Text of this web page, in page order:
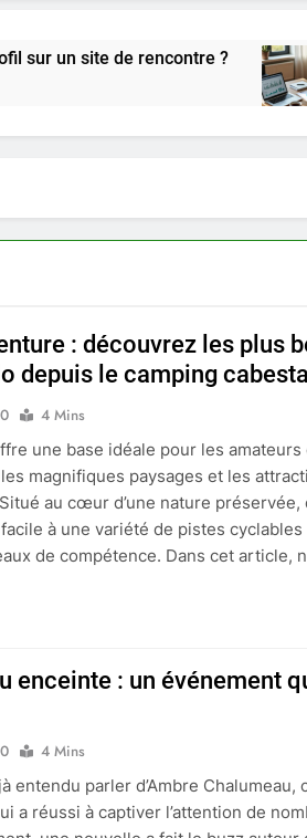
de rencontre ?
2
: découvrez les plus
depuis le camping
0
4 Mins
une base idéale pour les amateurs
magnifiques paysages et les
au cœur d’une nature préservée,
à une variété de pistes cyclables
de compétence. Dans cet article,
enceinte : un événement
0
4 Mins
entendu parler d’Ambre Chalumeau,
a réussi à captiver l’attention de